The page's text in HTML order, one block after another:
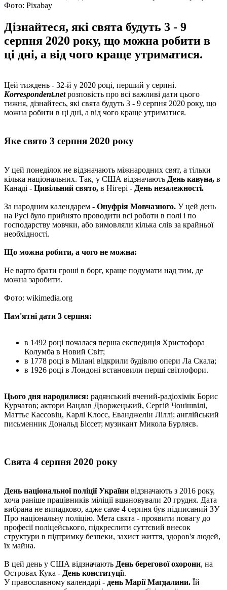
Фото: Pixabay
Дізнайтеся, які свята будуть 3 - 9
серпня 2020 року, що можна робити в
ці дні, а від чого краще утриматися.
Цей тиждень - 32-й у 2020 році, перший у серпні.
Korrespondent.netрозповість про всі важливі дати цього
тижня, дізнайтесь, які свята будуть 3 - 9 серпня 2020 року, що
можна робити в ці дні, а від чого краще утриматися.
Яке свято 3 серпня 2020 року
У цей понеділок не відзначають міжнародних свят, а тільки
кілька національних. Так, у США відзначають День кавуна, в
Канаді - Цивільний свято, в Нігері - День незалежності.
За народним календарем - Онуфрія Мовчазного. У цей день
на Русі було прийнято проводити всі роботи в полі і по
господарству мовчки, або вимовляли кілька слів за крайньої
необхідності.
Що можна робити, а чого не можна:
Не варто брати гроші в борг, краще подумати над тим, де
можна заробити.
Фото: wikimedia.org
Пам'ятні дати 3 серпня:
в 1492 році почалася перша експедиція Христофора
Колумба в Новий Світ;
в 1778 році в Мілані відкрили будівлю опери Ла Скала;
в 1926 році в Лондоні встановили перші світлофори.
Цього дня народилися: радянський вчений-радіохімік Борис
Курчатов; актори Вацлав Дворжецький, Сергій Чонішвілі,
Маттьє Кассовіц, Карлі Клосс, Еванджелін Ліллі; англійський
письменник Дональд Біссет; музикант Микола Бурляєв.
Свята 4 серпня 2020 року
День національної поліції України відзначають з 2016 року,
хоча раніше працівників міліції вшановували 20 грудня. Дата
вибрана не випадково, адже саме 4 серпня був підписаний ЗУ
Про національну поліцію. Мета свята - проявити повагу до
професії поліцейського, підкреслити суттєвий внесок
структури в підтримку безпеки, захист життя, здоров'я людей,
їх майна.
В цей день у США відзначають День берегової охорони, на
Островах Кука - День конституції.
У православному календарі - день Марії Магдалини. Їй